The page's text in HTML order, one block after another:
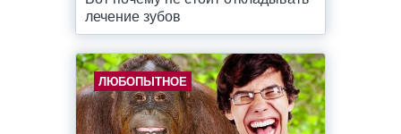
лечение зубов
ЛЮБОПЫТНОЕ